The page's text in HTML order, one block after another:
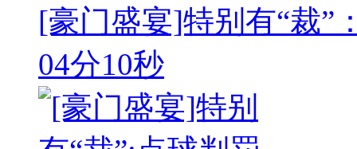
[豪门盛宴]特别有“裁”
04分10秒